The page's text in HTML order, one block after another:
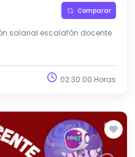
Comparar
salarial escalafón docente
02:30:00 Horas